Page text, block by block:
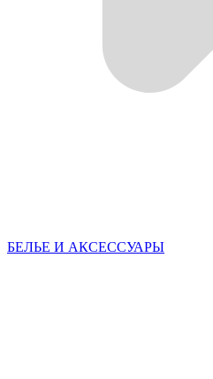
БЕЛЬЕ И АКСЕССУАРЫ